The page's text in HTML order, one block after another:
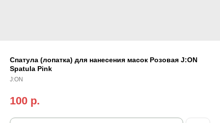
Спатула (лопатка) для нанесения масок Розовая J:ON
Spatula Pink
J:ON
100 р.